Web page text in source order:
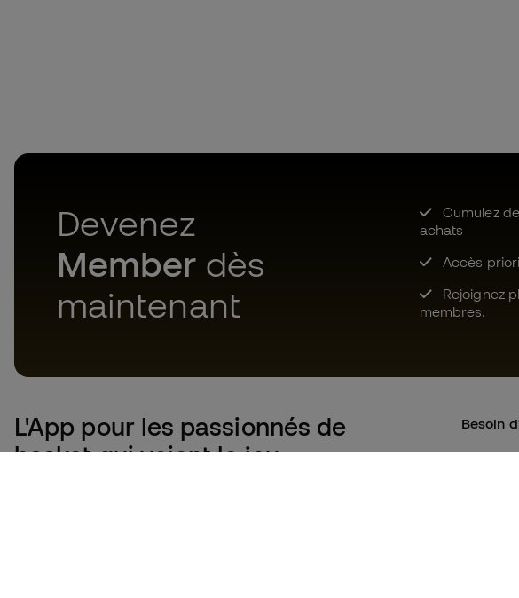
Devenez
Member dès
maintenant
Cumulez
achats
Accès
Rejoignez
membres.
L'App pour les passionnés de
basket qui voient le jeu
Besoin